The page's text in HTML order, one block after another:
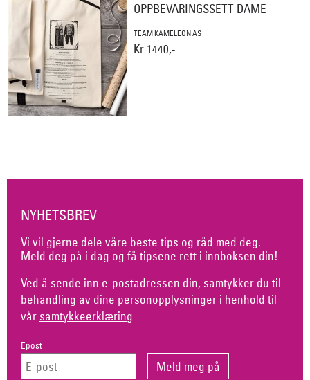
OPPBEVARINGSSETT DAME
TEAM KAMELEON AS
Kr 1440,-
NYHETSBREV
Vi vil gjerne dele våre beste tips og råd med deg.
Meld deg på i dag og få tipsene rett i innboksen din!
Ved å sende inn e-postadressen din, samtykker du til
behandling av dine personopplysninger i henhold til
vår samtykkeerklæring
Epost